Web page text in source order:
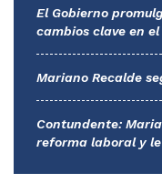
El Gobierno
cambios clave en
Mariano Recalde
Contundente:
reforma laboral y